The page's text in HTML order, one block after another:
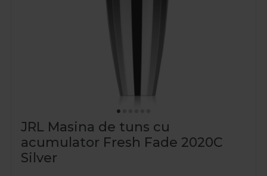
JRL Masina de tuns cu
acumulator Fresh Fade 2020C
Silver